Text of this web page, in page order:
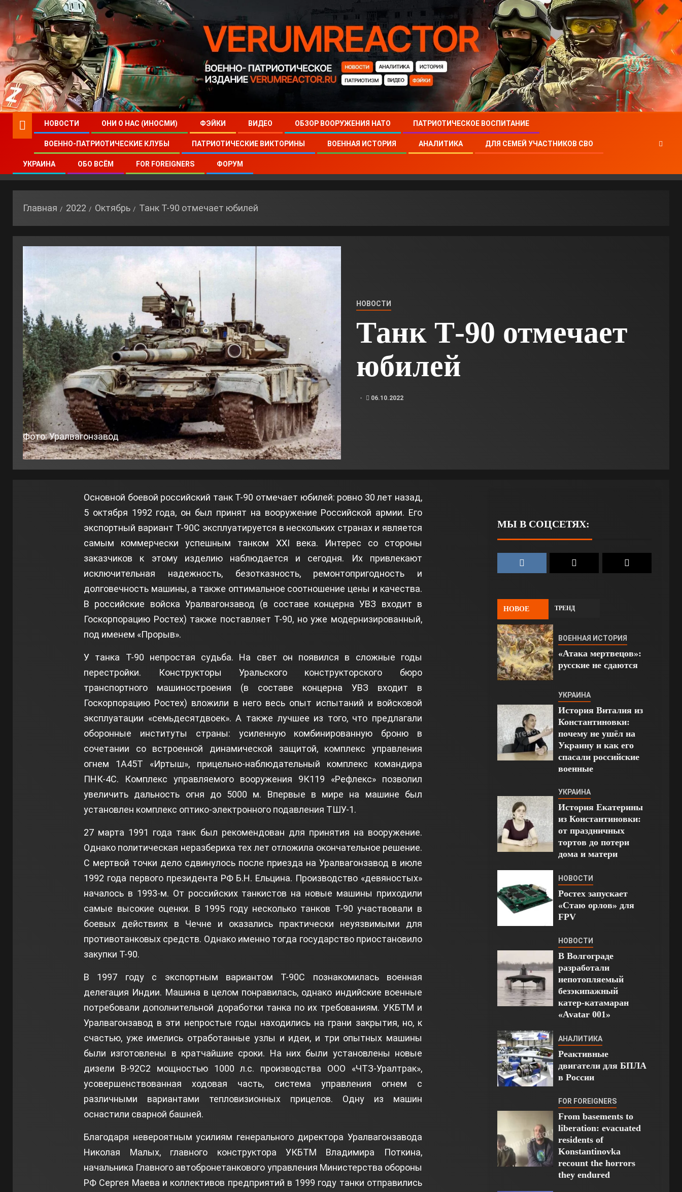
НОВОСТИ ОНИ О НАС (ИНОСМИ) ФЭЙКИ ВИДЕО ОБЗОР ВООРУЖЕНИЯ НАТО ПАТРИОТИЧЕСКОЕ ВОСПИТАНИЕ
ВОЕННО-ПАТРИОТИЧЕСКИЕ КЛУБЫ ПАТРИОТИЧЕСКИЕ ВИКТОРИНЫ ВОЕННАЯ ИСТОРИЯ АНАЛИТИКА ДЛЯ СЕМЕЙ УЧАСТНИКОВ СВО
УКРАИНА ОБО ВСЁМ FOR FOREIGNERS ФОРУМ
Главная 2022 Октябрь Танк Т-90 отмечает юбилей
Фото: Уралвагонзавод
НОВОСТИ
Танк Т-90 отмечает
юбилей
06.10.2022
Основной боевой российский танк Т-90 отмечает юбилей: ровно 30 лет назад,
5 октября 1992 года, он был принят на вооружение Российской армии. Его
экспортный вариант Т-90С эксплуатируется в нескольких странах и является
самым коммерчески успешным танком XXI века. Интерес со стороны
заказчиков к этому изделию наблюдается и сегодня. Их привлекают
исключительная надежность, безотказность, ремонтопригодность и
долговечность машины, а также оптимальное соотношение цены и качества.
В российские войска Уралвагонзавод (в составе концерна УВЗ входит в
Госкорпорацию Ростех) также поставляет Т-90, но уже модернизированный,
под именем «Прорыв».
У танка Т-90 непростая судьба. На свет он появился в сложные годы
перестройки. Конструкторы Уральского конструкторского бюро
транспортного машиностроения (в составе концерна УВЗ входит в
Госкорпорацию Ростех) вложили в него весь опыт испытаний и войсковой
эксплуатации «семьдесятдвоек». А также лучшее из того, что предлагали
оборонные институты страны: усиленную комбинированную броню в
сочетании со встроенной динамической защитой, комплекс управления
огнем 1А45Т «Иртыш», прицельно-наблюдательный комплекс командира
ПНК-4С. Комплекс управляемого вооружения 9К119 «Рефлекс» позволил
увеличить дальность огня до 5000 м. Впервые в мире на машине был
установлен комплекс оптико-электронного подавления ТШУ-1.
27 марта 1991 года танк был рекомендован для принятия на вооружение.
Однако политическая неразбериха тех лет отложила окончательное решение.
С мертвой точки дело сдвинулось после приезда на Уралвагонзавод в июле
1992 года первого президента РФ Б.Н. Ельцина. Производство «девяностых»
началось в 1993-м. От российских танкистов на новые машины приходили
самые высокие оценки. В 1995 году несколько танков Т-90 участвовали в
боевых действиях в Чечне и оказались практически неуязвимыми для
противотанковых средств. Однако именно тогда государство приостановило
закупки Т-90.
В 1997 году с экспортным вариантом Т-90С познакомилась военная
делегация Индии. Машина в целом понравилась, однако индийские военные
потребовали дополнительной доработки танка по их требованиям. УКБТМ и
Уралвагонзавод в эти непростые годы находились на грани закрытия, но, к
счастью, уже имелись отработанные узлы и идеи, и три опытных машины
были изготовлены в кратчайшие сроки. На них были установлены новые
дизели В-92С2 мощностью 1000 л.с. производства ООО «ЧТЗ-Уралтрак»,
усовершенствованная ходовая часть, система управления огнем с
различными вариантами тепловизионных прицелов. Одну из машин
оснастили сварной башней.
Благодаря невероятным усилиям генерального директора Уралвагонзавода
Николая Малых, главного конструктора УКБТМ Владимира Поткина,
начальника Главного автобронетанкового управления Министерства обороны
РФ Сергея Маева и коллективов предприятий в 1999 году танки отправились
МЫ В СОЦСЕТЯХ:
НОВОЕ ТРЕНД
ВОЕННАЯ ИСТОРИЯ
«Атака мертвецов»:
русские не сдаются
УКРАИНА
История Виталия из
Константиновки:
почему не ушёл на
Украину и как его
спасали российские
военные
УКРАИНА
История Екатерины
из Константиновки:
от праздничных
тортов до потери
дома и матери
НОВОСТИ
Ростех запускает
«Стаю орлов» для
FPV
НОВОСТИ
В Волгограде
разработали
непотопляемый
безэкипажный
катер-катамаран
«Avatar 001»
АНАЛИТИКА
Реактивные
двигатели для БПЛА
в России
FOR FOREIGNERS
From basements to
liberation: evacuated
residents of
Konstantinovka
recount the horrors
they endured